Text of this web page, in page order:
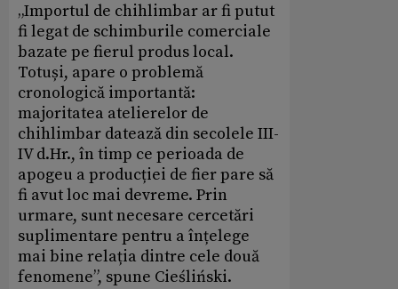
„Importul de chihlimbar ar fi putut
fi legat de schimburile comerciale
bazate pe fierul produs local.
Totuși, apare o problemă
cronologică importantă:
majoritatea atelierelor de
chihlimbar datează din secolele III-
IV d.Hr., în timp ce perioada de
apogeu a producției de fier pare să
fi avut loc mai devreme. Prin
urmare, sunt necesare cercetări
suplimentare pentru a înțelege
mai bine relația dintre cele două
fenomene”, spune Cieśliński.